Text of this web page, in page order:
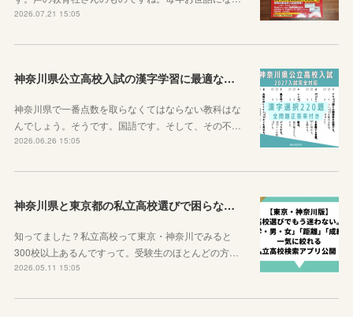
2026.07.21 15:05
神奈川県公立高校入試の漢字学習に最適な教材を紹介します！
神奈川県で一番点数を取らなくてはならない教科はな
んでしょう。そうです。国語です。そして、その不…
2026.06.26 15:05
神奈川県と東京都の私立高校選びで困らなくなるサイトを紹介するよ！
知ってました？私立高校って東京・神奈川でみると
300校以上あるんですって。受験生のほとんどの方…
2026.05.11 15:05